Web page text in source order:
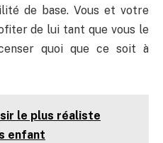
de base. Vous et votre
de lui tant que vous le
quoi que ce soit à
le plus réaliste
enfant